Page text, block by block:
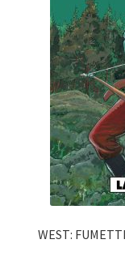
WEST: